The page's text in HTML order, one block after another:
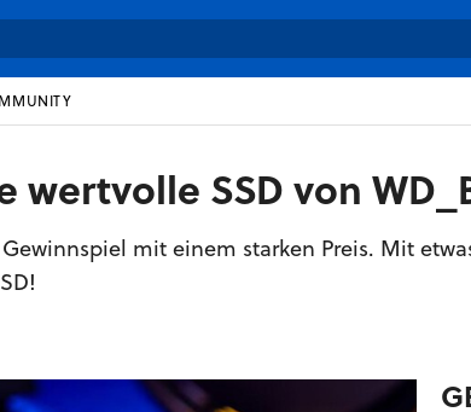
wertvolle SSD von
mit einem starken Preis. Mit